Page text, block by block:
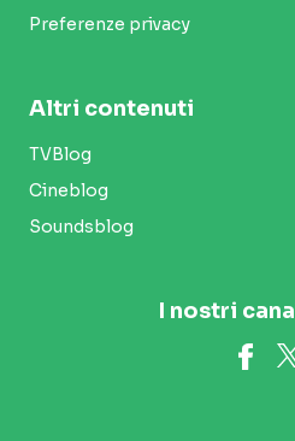
Preferenze privacy
Altri contenuti
TVBlog
Cineblog
Soundsblog
I nostri